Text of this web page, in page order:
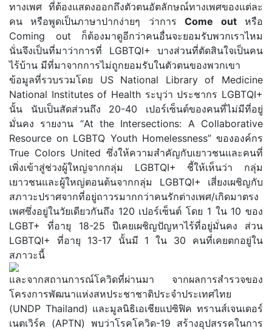
ทางเพศ ที่ต้องแสดงออกถึงตัวตนอัตลักษณ์ทางเพศของแต่ละ
คน หรือพูดเป็นภาษาปากง่ายๆ ว่าการCome outหรือ
Coming out ก็ต้องมาดูอีกว่าคนอื่นจะยอมรับพวกเราไหม
นั่นจึงเป็นที่มาว่าการที่ LGBTQI+ บางส่วนที่ตัดสินใจเป็นคน
ไร้บ้าน มีที่มาจากการไม่ถูกยอมรับในตัวตนของพวกเขา
ข้อมูลที่รวบรวมโดย US National Library of Medicine
National Institutes of Health ระบุว่า ประชากร LGBTQI+
นั้น นับเป็นสัดส่วนถึง 20-40 เปอร์เซ็นต์ของคนที่ไม่มีที่อยู่
มั่นคง รายงาน “At the Intersections: A Collaborative
Resource on LGBTQ Youth Homelessness” ขององค์กร
True Colors United ซึ่งให้ความสำคัญกับเยาวชนและคนที่
เพิ่งเข้าสู่ช่วงผู้ใหญ่จากกลุ่ม LGBTQI+ ชี้ให้เห็นว่า กลุ่ม
เยาวชนและผู้ใหญ่ตอนต้นจากกลุ่ม LGBTQI+ เสี่ยงเผชิญกับ
สภาวะปราศจากที่อยู่ถาวรมากกว่าคนรักต่างเพศ/เกิดมาตรง
เพศซึ่งอยู่ในวัยเดียวกันถึง 120 เปอร์เซ็นต์ โดย 1 ใน 10 ของ
LGBT+ ที่อายุ 18-25 ปีเคยเผชิญปัญหาไร้ที่อยู่มั่นคง ส่วน
LGBTQI+ ที่อายุ 13-17 นั้นมี 1 ใน 30 คนที่เคยตกอยู่ใน
สภาวะนี้
และจากสถานการณ์โควิดที่ผ่านมา จากผลการสำรวจของ
โครงการพัฒนาแห่งสหประชาชาติประจำประเทศไทย
(UNDP Thailand) และมูลนิธิเอเชียแปซิฟิค ทรานส์เจนเดอร์
เนตเวิร์ค (APTN) พบว่าโรคโควิด-19 สร้างอุปสรรคในการ